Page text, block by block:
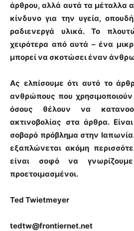
άρθρου, αλλά αυτά τα μέταλλα
κίνδυνο για την υγεία,
ραδιενεργά υλικά. Το
χειρότερα από αυτά – ένα
μπορεί να σκοτώσει έναν
Ας ελπίσουμε ότι αυτό το
ανθρώπους που χρησιμοποιούν
όσους θέλουν να
ακτινοβολίας στα άρθρα.
σοβαρό πρόβλημα στην
εξαπλώνεται ακόμη
είναι σοφό να
προετοιμασμένοι.
Ted Twietmeyer
tedtw@frontiernet.net